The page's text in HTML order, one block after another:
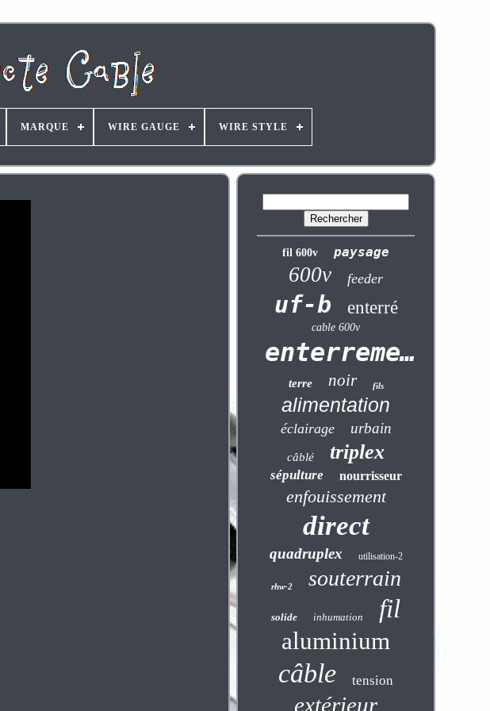
MARQUE WIRE GAUGE WIRE STYLE
fil 600v paysage
600v feeder
uf-b enterré
cable 600v
enterrement
terre noir fils
alimentation
éclairage urbain
câblé triplex
sépulture nourrisseur
enfouissement
direct
quadruplex utilisation-2
rhw-2 souterrain
solide inhumation fil
aluminium
câble tension
extérieur